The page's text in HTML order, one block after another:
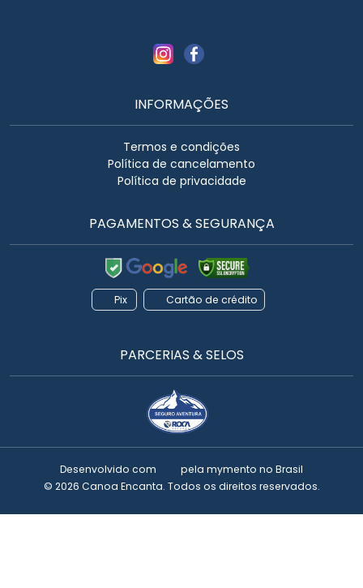
INFORMAÇÕES
Termos e condições
Política de cancelamento
Política de privacidade
PAGAMENTOS & SEGURANÇA
Pix Cartão de crédito
PARCERIAS & SELOS
Desenvolvido com pela mymento no Brasil
© 2026 Canoa Encanta. Todos os direitos reservados.